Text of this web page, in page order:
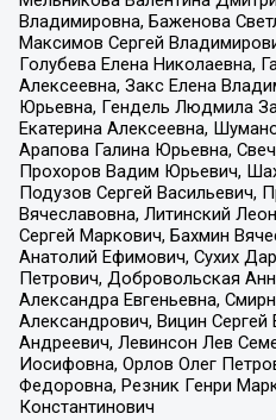
Владимировна, Баженова
Максимов Сергей
Голубева Елена Николаевна,
Алексеевна, Закс Елена
Юрьевна, Гендель Людмила
Екатерина Алексеевна,
Арапова Галина Юрьевна,
Прохоров Вадим Юрьевич,
Подузов Сергей Васильевич,
Вячеславовна, Литинский
Сергей Маркович, Бахмин
Анатолий Ефимович, Сухих
Петрович, Добровольская
Александра Евгеньевна,
Александрович, Вицин
Андреевич, Левинсон Лев
Иосифовна, Орлов Олег
Федоровна, Резник Генри
Константинович